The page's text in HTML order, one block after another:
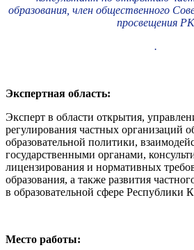
образования, член общественного
просвещения РК
.
Экспертная область:
Эксперт в области открытия,
регулирования частных организаций
образовательной политики,
государственными органами,
лицензирования и нормативных
образования, а также развития
в образовательной сфере Республики
Место работы: